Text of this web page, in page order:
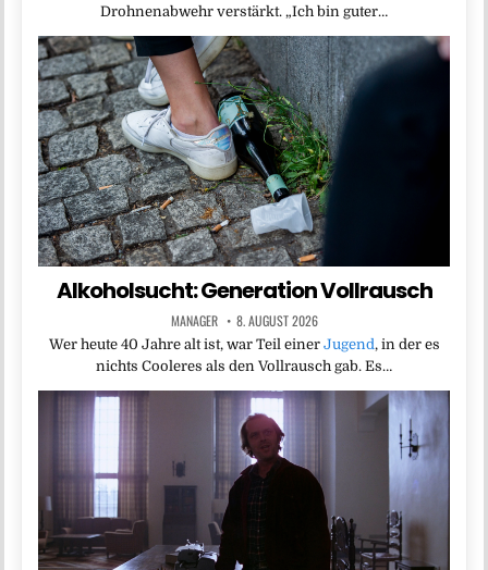
Drohnenabwehr verstärkt. „Ich bin guter…
Alkoholsucht: Generation Vollrausch
MANAGER 8. AUGUST 2026
Wer heute 40 Jahre alt ist, war Teil einer Jugend, in der es
nichts Cooleres als den Vollrausch gab. Es…